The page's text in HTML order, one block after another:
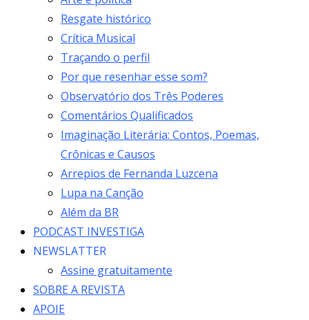
Resgate histórico
Crítica Musical
Traçando o perfil
Por que resenhar esse som?
Observatório dos Três Poderes
Comentários Qualificados
Imaginação Literária: Contos, Poemas,
Crônicas e Causos
Arrepios de Fernanda Luzcena
Lupa na Canção
Além da BR
PODCAST INVESTIGA
NEWSLATTER
Assine gratuitamente
SOBRE A REVISTA
APOIE